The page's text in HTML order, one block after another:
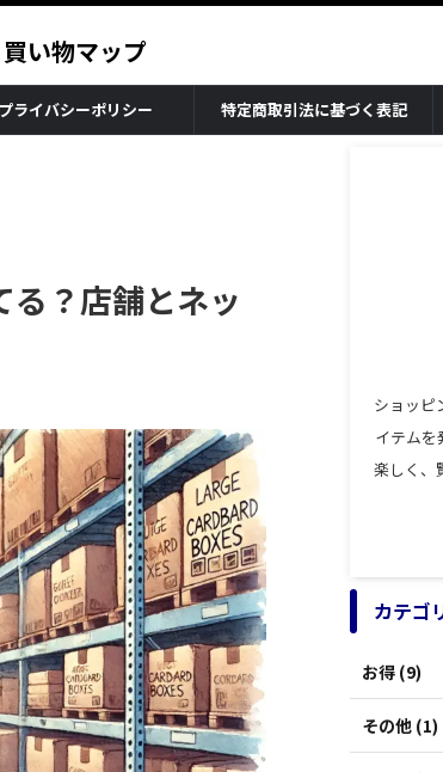
買い物マップ
プライバシーポリシー 特定商取引法に基づく表記
る？店舗とネッ
ショッピ
イテムを
楽しく、
カテゴ
お得 (9)
その他 (1)